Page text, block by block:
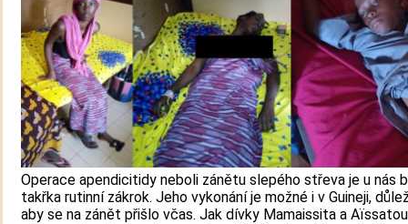
Operace apendicitidy neboli zánětu slepého střeva je u nás
takřka rutinní zákrok. Jeho vykonání je možné i v Guineji,
aby se na zánět přišlo včas. Jak dívky Mamaissita a